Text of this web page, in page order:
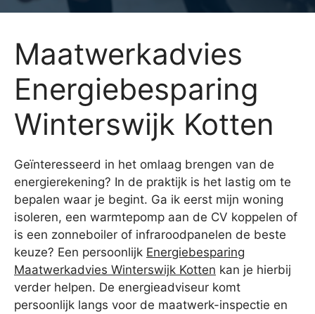
Maatwerkadvies
Energiebesparing
Winterswijk Kotten
Geïnteresseerd in het omlaag brengen van de
energierekening? In de praktijk is het lastig om te
bepalen waar je begint. Ga ik eerst mijn woning
isoleren, een warmtepomp aan de CV koppelen of
is een zonneboiler of infraroodpanelen de beste
keuze? Een persoonlijk Energiebesparing
Maatwerkadvies Winterswijk Kotten kan je hierbij
verder helpen. De energieadviseur komt
persoonlijk langs voor de maatwerk-inspectie en